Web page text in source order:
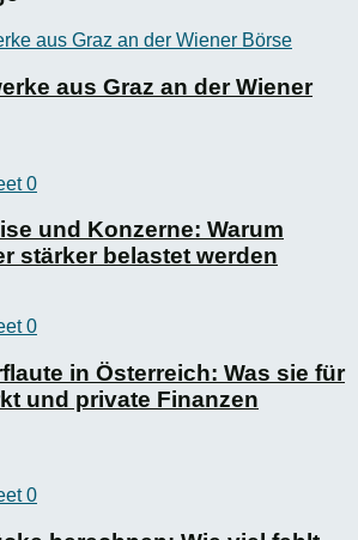
aus Graz an der Wiener
0
und Konzerne: Warum
stärker belastet werden
0
in Österreich: Was sie für
und private Finanzen
0